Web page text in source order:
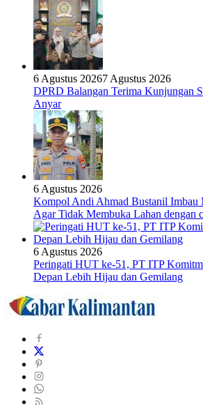
6 Agustus 20267 Agustus 2026
DPRD Balangan Terima Kunjungan
Anyar
6 Agustus 2026
Kompol Andi Ahmad Bustanil Imbau
Agar Tidak Membuka Lahan dengan
6 Agustus 2026
Peringati HUT ke-51, PT ITP
Depan Lebih Hijau dan Gemilang